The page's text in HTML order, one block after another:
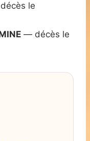
le
— décès le